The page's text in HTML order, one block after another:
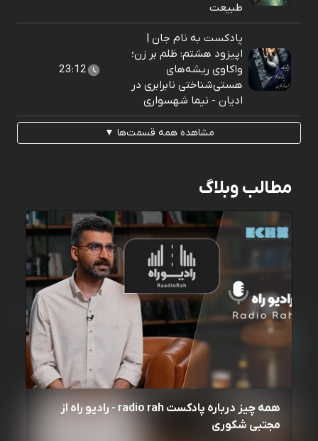
طبیعت
پادکست به نام جان |
اپیزود هشتم: ظلم بر زن؛
واکاوی ریشه‌های
هستی‌شناختی نابرابری در
ادیان - نیما شهسواری
23:12
مشاهده همه قسمت‌ها ▼
مطالب وبلاگ
همه چیز درباره پادکست radio rah - رادیو راه از
مجتبی شکوری